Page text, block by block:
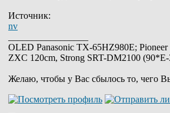
Источник:
nv
OLED Panasonic TX-65HZ980E;
ZXC 120cm, Strong SRT-DM2100
Желаю, чтобы у Вас сбылось то, чего